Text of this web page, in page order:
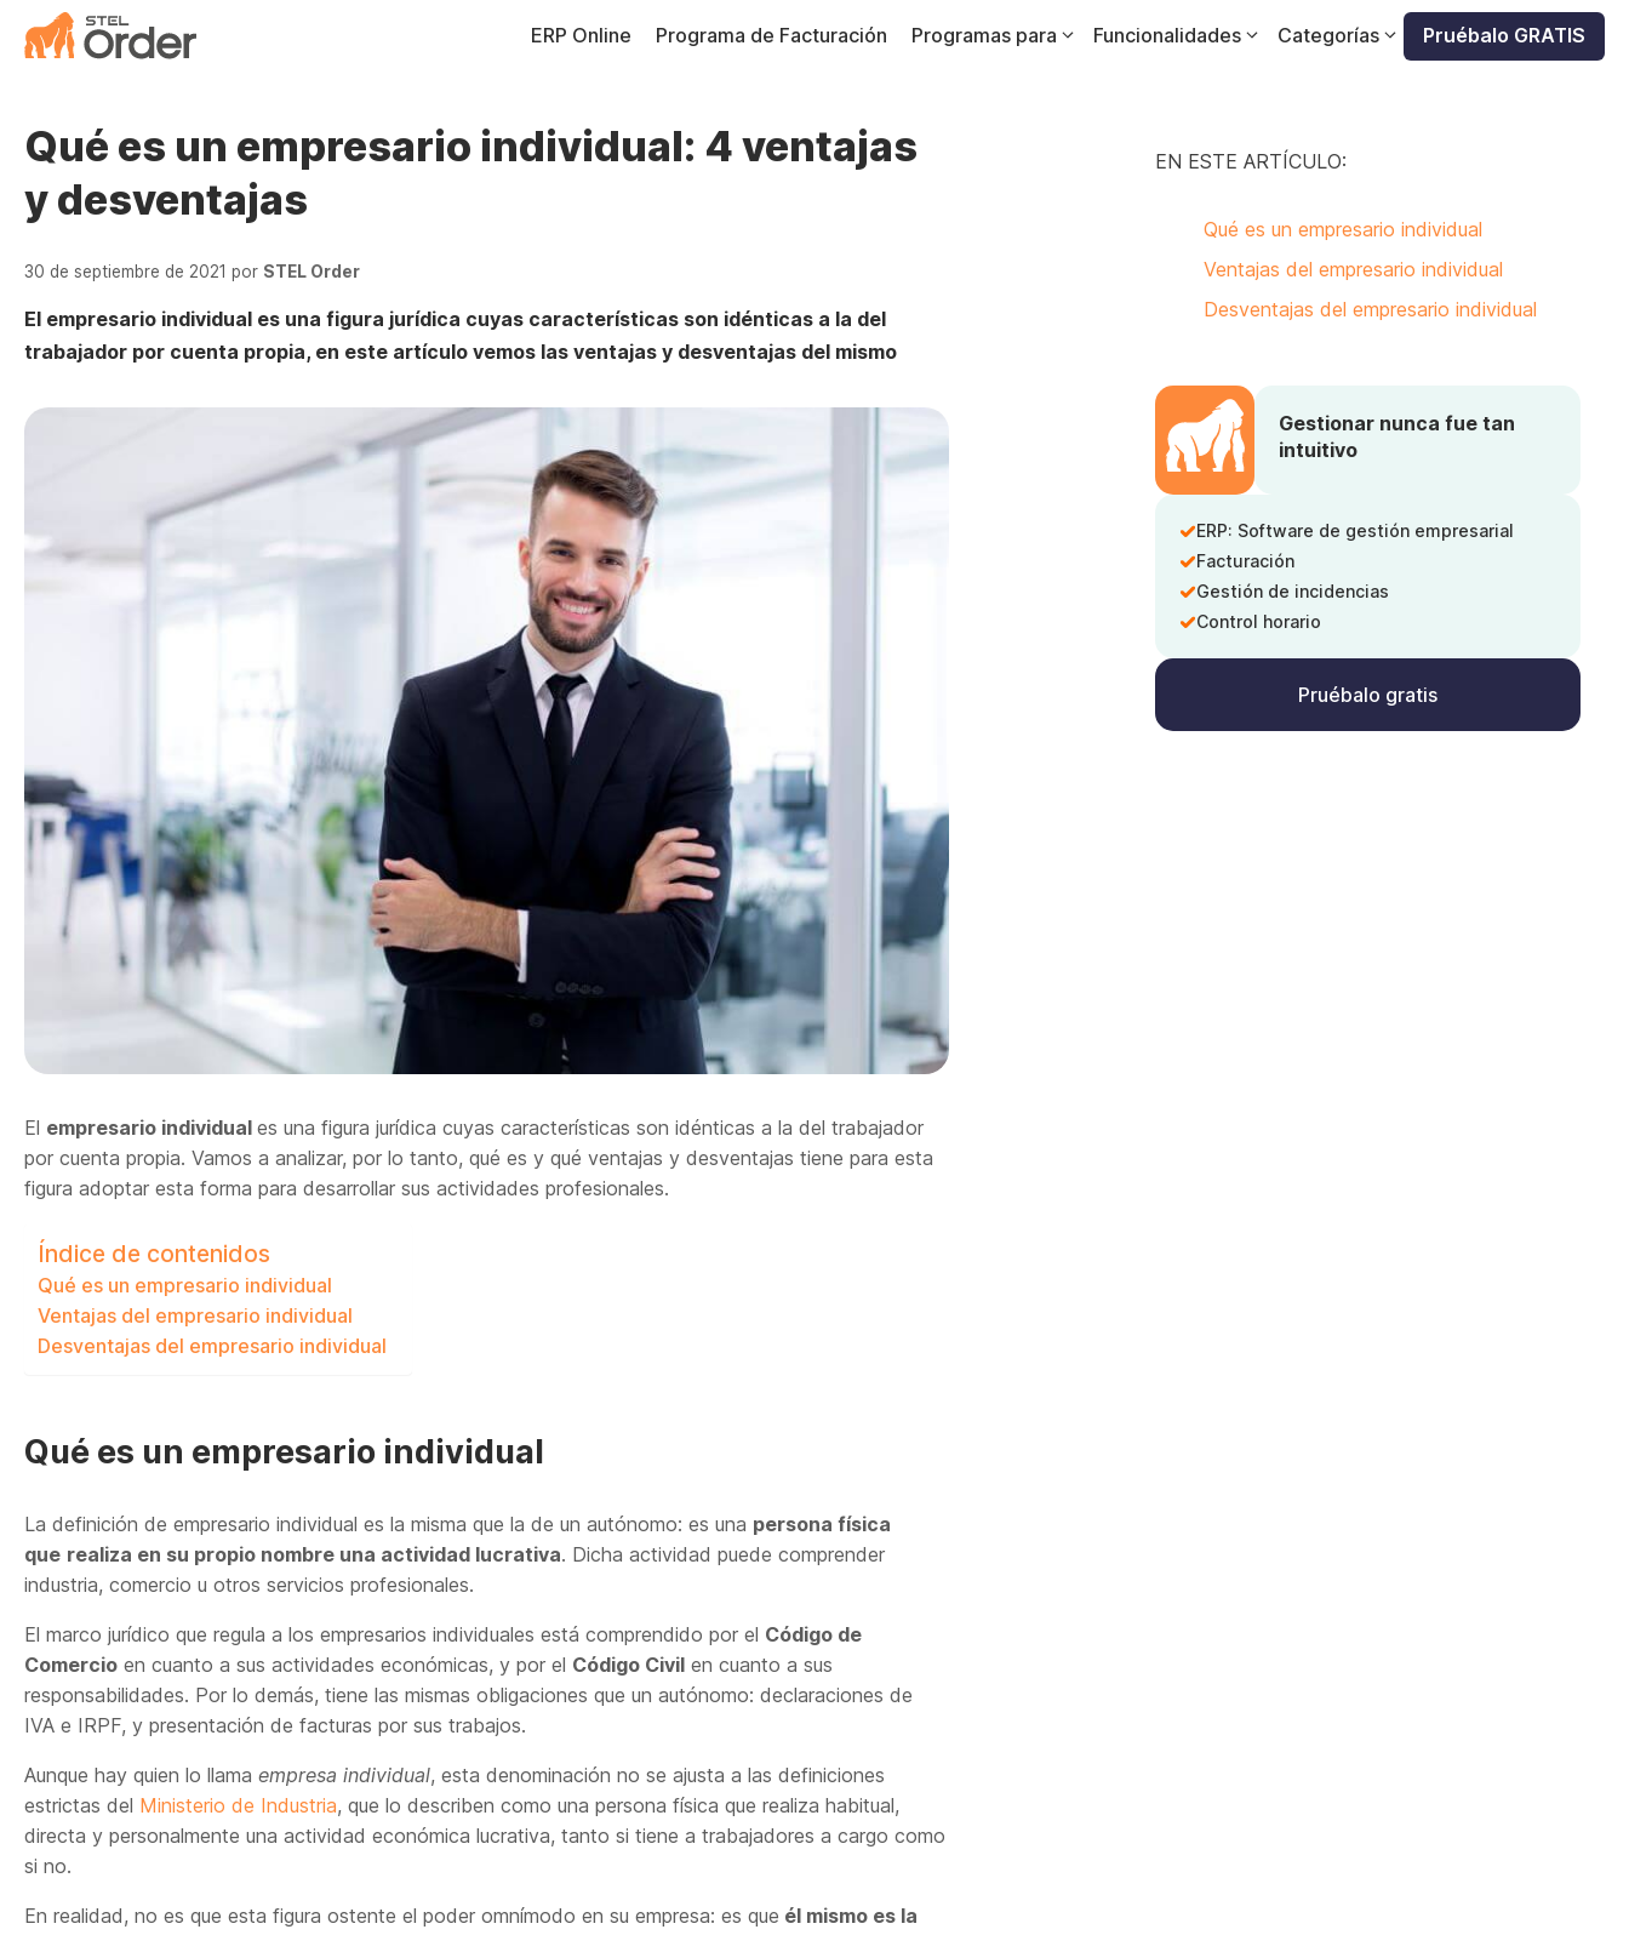
ERP Online Programa de Facturación Programas para Funcionalidades Categorías Pruébalo GRATIS
Qué es un empresario individual: 4 ventajas
y desventajas
30 de septiembre de 2021 por STEL Order
El empresario individual es una figura jurídica cuyas características son idénticas a la del
trabajador por cuenta propia, en este artículo vemos las ventajas y desventajas del mismo
El empresario individual es una figura jurídica cuyas características son idénticas a la del trabajador
por cuenta propia. Vamos a analizar, por lo tanto, qué es y qué ventajas y desventajas tiene para esta
figura adoptar esta forma para desarrollar sus actividades profesionales.
Índice de contenidos
Qué es un empresario individual
Ventajas del empresario individual
Desventajas del empresario individual
Qué es un empresario individual
La definición de empresario individual es la misma que la de un autónomo: es una persona física
que realiza en su propio nombre una actividad lucrativa. Dicha actividad puede comprender
industria, comercio u otros servicios profesionales.
El marco jurídico que regula a los empresarios individuales está comprendido por el Código de
Comercio en cuanto a sus actividades económicas, y por el Código Civil en cuanto a sus
responsabilidades. Por lo demás, tiene las mismas obligaciones que un autónomo: declaraciones de
IVA e IRPF, y presentación de facturas por sus trabajos.
Aunque hay quien lo llama empresa individual, esta denominación no se ajusta a las definiciones
estrictas del Ministerio de Industria, que lo describen como una persona física que realiza habitual,
directa y personalmente una actividad económica lucrativa, tanto si tiene a trabajadores a cargo como
si no.
En realidad, no es que esta figura ostente el poder omnímodo en su empresa: es que él mismo es la
EN ESTE ARTÍCULO:
Qué es un empresario individual
Ventajas del empresario individual
Desventajas del empresario individual
Gestionar nunca fue tan
intuitivo
ERP: Software de gestión empresarial
Facturación
Gestión de incidencias
Control horario
Pruébalo gratis